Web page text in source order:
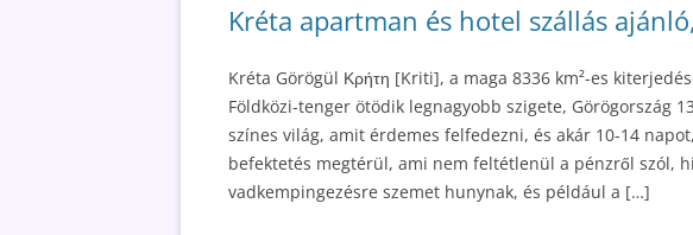
Kréta apartman és hotel szállás
Kréta Görögül Κρήτη [Kriti], a maga 8336 km²-es
Földközi-tenger ötödik legnagyobb szigete, Görögország
színes világ, amit érdemes felfedezni, és akár 10-14
befektetés megtérül, ami nem feltétlenül a pénzről szól,
vadkempingezésre szemet hunynak, és például a […]